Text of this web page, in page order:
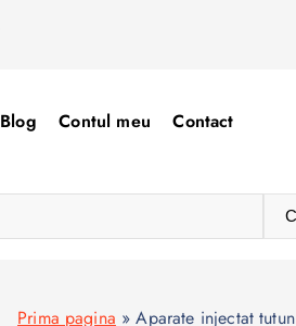
Blog Contul meu Contact
Prima pagina »Aparate injectat tutun